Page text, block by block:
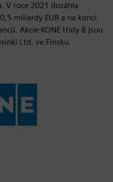
V roce 2021 dosáhla
miliardy EUR a na konci
Akcie KONE třídy B jsou
Ltd. ve Finsku.